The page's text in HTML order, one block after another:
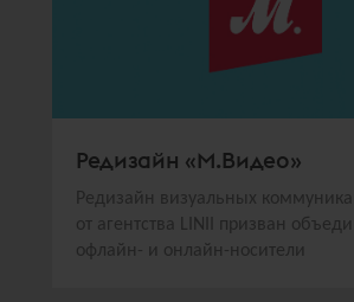
Редизайн «М.Видео»
Редизайн визуальных
от агентства LINII призван
офлайн- и онлайн-носители